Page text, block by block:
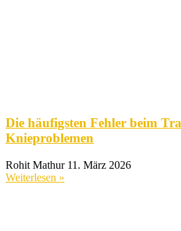
Die häufigsten Fehler beim
Knieproblemen
Rohit Mathur 11. März 2026
Weiterlesen »